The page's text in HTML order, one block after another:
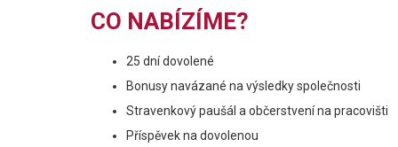
CO NABÍZÍME?
25 dní dovolené
Bonusy navázané na výsledky společnosti
Stravenkový paušál a občerstvení na pracovišti
Příspěvek na dovolenou